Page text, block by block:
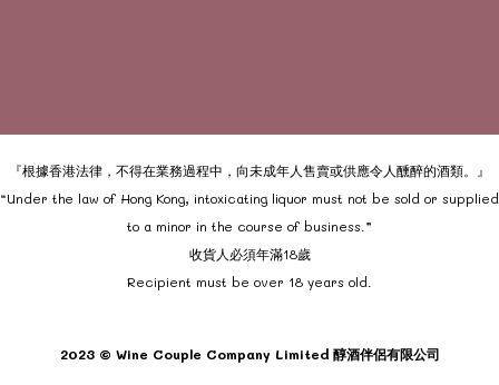
『根據香港法律，不得在業務過程中，向未成年人售賣或供應令人醺醉的酒類。』
“Under the law of Hong Kong, intoxicating liquor must not be sold or supplied
to a minor in the course of business.”
收貨人必須年滿18歲
Recipient must be over 18 years old.
2023 © Wine Couple Company Limited 醇酒伴侶有限公司